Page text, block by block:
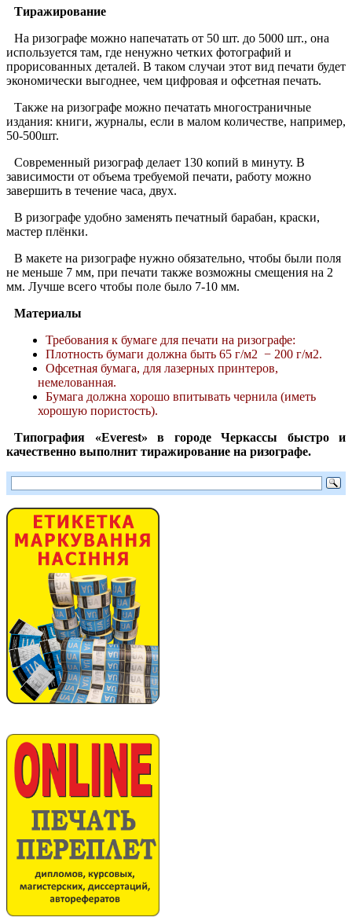
Тиражирование
На ризографе можно напечатать от 50 шт. до 5000 шт., она
используется там, где ненужно четких фотографий и
прорисованных деталей. В таком случаи этот вид печати будет
экономически выгоднее, чем цифровая и офсетная печать.
Также на ризографе можно печатать многостраничные
издания: книги, журналы, если в малом количестве, например,
50-500шт.
Современный ризограф делает 130 копий в минуту. В
зависимости от объема требуемой печати, работу можно
завершить в течение часа, двух.
В ризографе удобно заменять печатный барабан, краски,
мастер плёнки.
В макете на ризографе нужно обязательно, чтобы были поля
не меньше 7 мм, при печати также возможны смещения на 2
мм. Лучше всего чтобы поле было 7-10 мм.
Материалы
Требования к бумаге для печати на ризографе:
Плотность бумаги должна быть 65 г/м2 − 200 г/м2.
Офсетная бумага, для лазерных принтеров,
немелованная.
Бумага должна хорошо впитывать чернила (иметь
хорошую пористость).
Типография «Everest» в городе Черкассы быстро и
качественно выполнит тиражирование на ризографе.